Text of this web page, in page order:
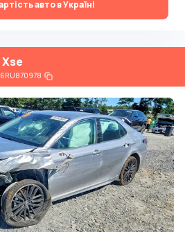
авто в Україні